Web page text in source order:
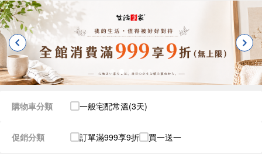
購物車分類 一般宅配常溫(3天)
促銷分類 訂單滿999享9折 買一送一